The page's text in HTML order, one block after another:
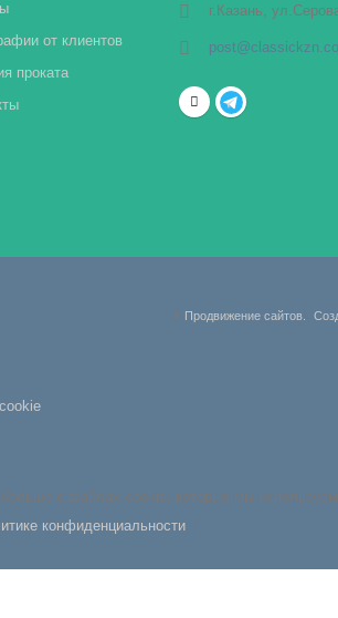
от клиентов
проката
г.Казань,
Продвижение сайтов.
о файлах cookie, которые мы
конфиденциальности